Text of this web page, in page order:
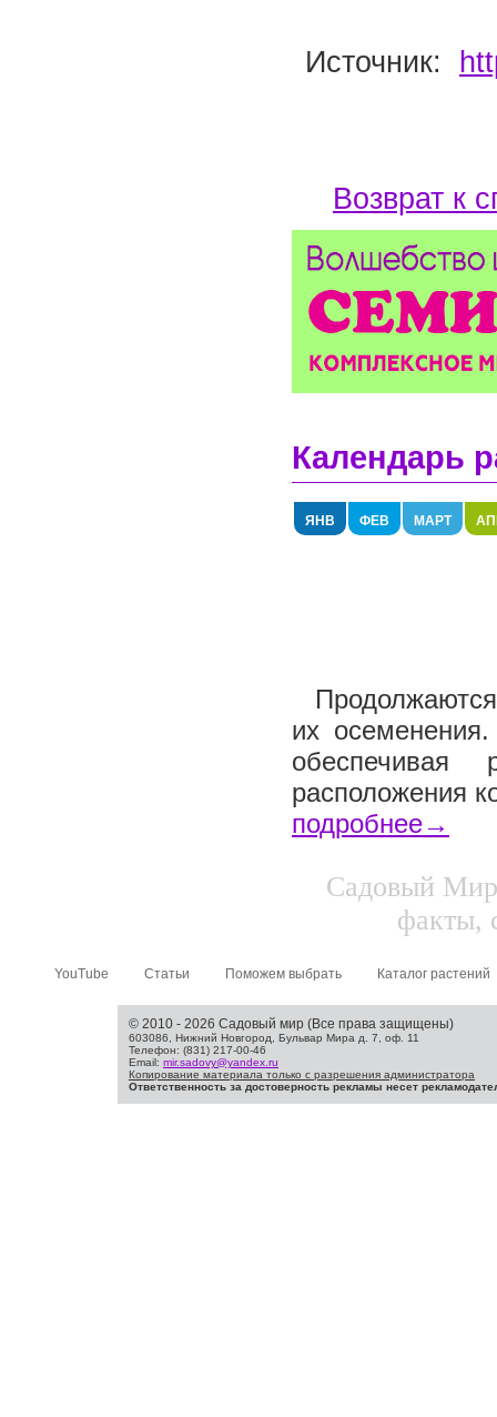
Источник:
Возврат к
Календарь
ЯНВ ФЕВ МАРТ
их
обеспечивая
расположения
подробнее→
Садовый
факты,
YouTube Статьи Поможем выбрать Каталог растений
© 2010 - 2026 Садовый мир (Все права защищены)
603086, Нижний Новгород, Бульвар Мира д. 7, оф. 11
Телефон: (831) 217-00-46
Email: mir.sadovy@yandex.ru
Копирование материала только с разрешения администратора
Ответственность за достоверность рекламы несет